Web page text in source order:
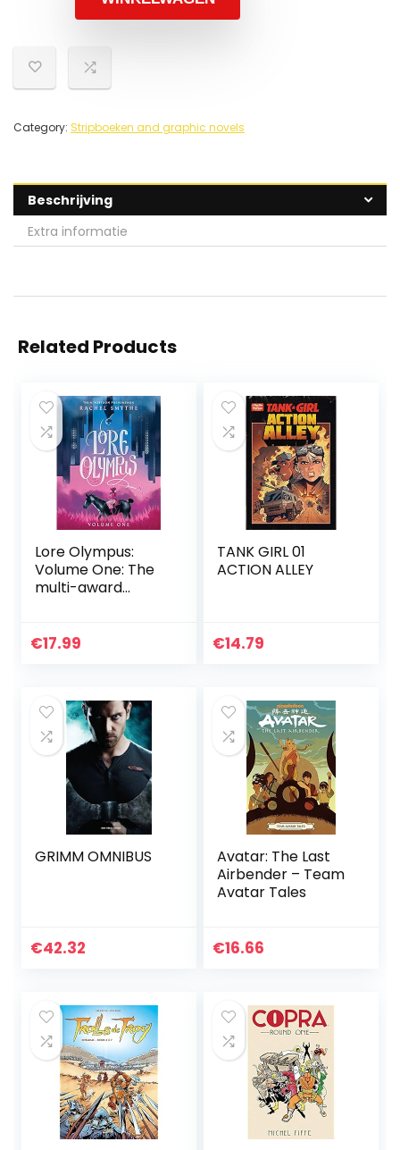
Category: Stripboeken and graphic novels
Beschrijving
Extra informatie
Related Products
Lore Olympus:
Volume One: The
multi-award
Webtoon series
€17.99
TANK GIRL 01
ACTION ALLEY
€14.79
GRIMM OMNIBUS
€42.32
Avatar: The Last
Airbender – Team
Avatar Tales
€16.66